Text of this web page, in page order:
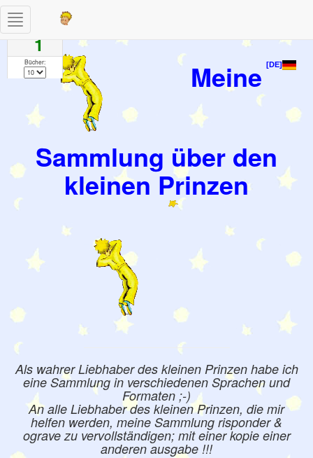
[DE]
Meine
Sammlung über den
kleinen Prinzen
Als wahrer Liebhaber des kleinen Prinzen habe ich
eine Sammlung in verschiedenen Sprachen und
Formaten ;-)
An alle Liebhaber des kleinen Prinzen, die mir
helfen werden, meine Sammlung risponder &
ograve zu vervollständigen; mit einer kopie einer
anderen ausgabe !!!
Toggle
navigation
Seiten
1
Bücher: